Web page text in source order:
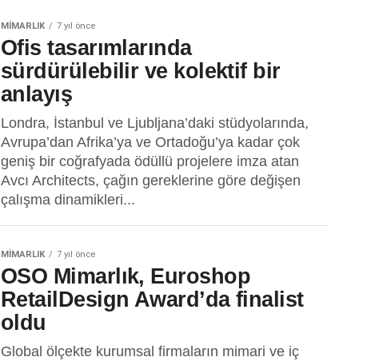
MIMARLIK 7 yıl önce
Ofis tasarımlarında
sürdürülebilir ve kolektif bir
anlayış
Londra, İstanbul ve Ljubljana’daki stüdyolarında,
Avrupa’dan Afrika’ya ve Ortadoğu’ya kadar çok
geniş bir coğrafyada ödüllü projelere imza atan
Avcı Architects, çağın gereklerine göre değişen
çalışma dinamikleri...
MIMARLIK 7 yıl önce
OSO Mimarlık, Euroshop
RetailDesign Award’da finalist
oldu
Global ölçekte kurumsal firmaların mimari ve iç